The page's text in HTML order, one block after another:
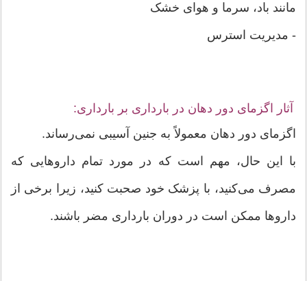
مانند باد، سرما و هوای خشک
- مدیریت استرس
آثار اگزمای دور دهان در بارداری بر بارداری:
اگزمای دور دهان معمولاً به جنین آسیبی نمی‌رساند.
با این حال، مهم است که در مورد تمام داروهایی که
مصرف می‌کنید، با پزشک خود صحبت کنید، زیرا برخی از
داروها ممکن است در دوران بارداری مضر باشند.